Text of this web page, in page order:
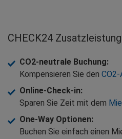
CHECK24
CO2-neutrale Buchung:
Kompensieren Sie den
Online-Check-in:
Sparen Sie Zeit mit dem
One-Way Optionen:
Buchen Sie einfach einen